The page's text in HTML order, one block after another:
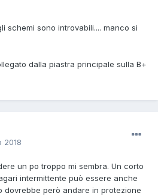
schemi sono introvabili.... manco si
dalla piastra principale sulla B+
2018
un po troppo mi sembra. Un corto
intermittente può essere anche
dovrebbe però andare in protezione